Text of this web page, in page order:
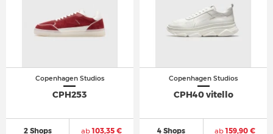
Copenhagen Studios
CPH253
2 Shops ab103,35 €
Copenhagen Studios
CPH40 vitello
4 Shops ab159,90 €